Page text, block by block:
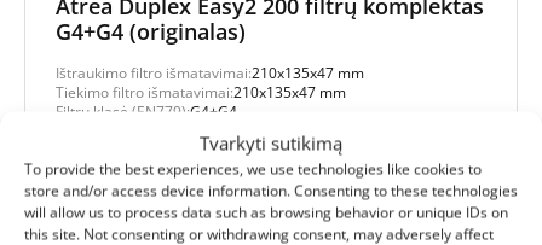
Tvarkyti sutikimą
To provide the best experiences, we use technologies like cookies to
store and/or access device information. Consenting to these technologies
will allow us to process data such as browsing behavior or unique IDs on
this site. Not consenting or withdrawing consent, may adversely affect
G4+G4 (originalas)
Ištraukimo filtro išmatavimai:210x135x47 mm
Tiekimo filtro išmatavimai:210x135x47 mm
Filtrų klasė (EN779):G4+G4
2 filtrai
Apsaugos lygis
Bazinė